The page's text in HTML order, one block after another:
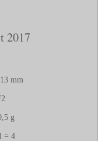
2017
mm
g
= 4